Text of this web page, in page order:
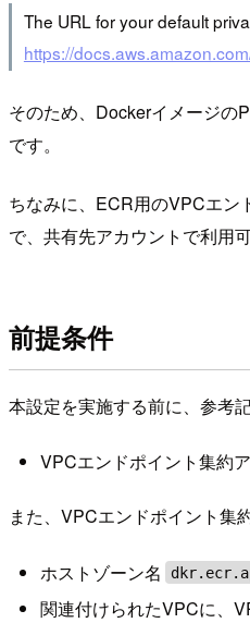
The URL for your default
https://
そのため、Dockerイメージの
です。
ちなみに、ECR用のVPCエン
で、共有先アカウントで利用
前提条件
本設定を実施する前に、参考
VPCエンドポイント集約
また、VPCエンドポイント集
ホストゾーン名
関連付けられたVPCに、